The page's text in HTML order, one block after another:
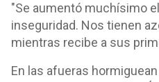
"Se aumentó muchísimo
inseguridad. Nos tienen
mientras recibe a sus
En las afueras